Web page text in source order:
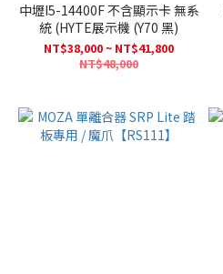
中壢I5-14400F 不含顯示卡 無系
統 (HYTE展示機 (Y70 黑)
NT$38,000 ~ NT$41,800
NT$48,000